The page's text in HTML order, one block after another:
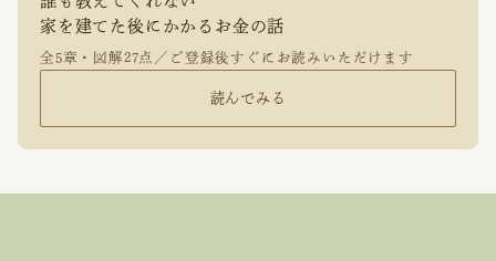
家を建てた後にかかるお金の話
全5章・図解27点／ご登録後すぐにお読みいただけます
読んでみる